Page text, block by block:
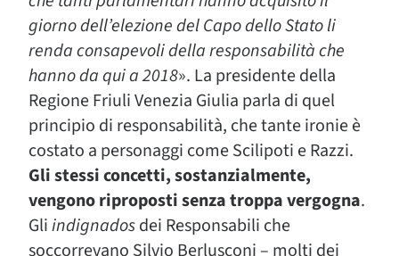
giorno dell’elezione del Capo dello Stato li
renda consapevoli della responsabilità che
hanno da qui a 2018». La presidente della
Regione Friuli Venezia Giulia parla di quel
principio di responsabilità, che tante ironie è
costato a personaggi come Scilipoti e Razzi.
Gli stessi concetti, sostanzialmente,
vengono riproposti senza troppa vergogna.
Gliindignadosdei Responsabili che
soccorrevano Silvio Berlusconi – molti dei